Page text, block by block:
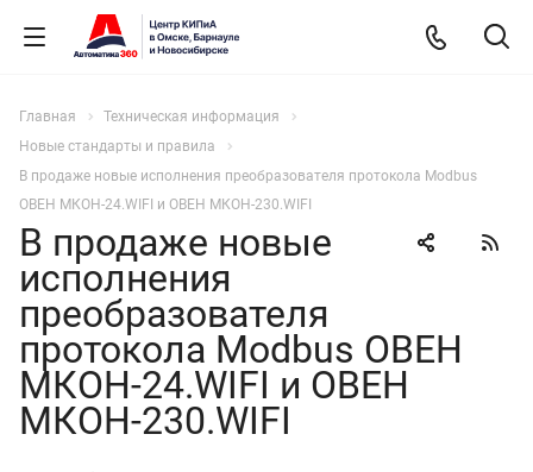
Главная
Техническая информация
Новые стандарты и правила
В продаже новые исполнения преобразователя протокола Modbus
ОВЕН МКОН-24.WIFI и ОВЕН МКОН-230.WIFI
В продаже новые
исполнения
преобразователя
протокола Modbus ОВЕН
МКОН-24.WIFI и ОВЕН
МКОН-230.WIFI